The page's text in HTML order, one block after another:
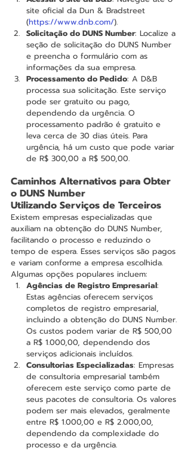
site oficial da Dun & Bradstreet
(https://www.dnb.com/).
Solicitação do DUNS Number: Localize a
seção de solicitação do DUNS Number
e preencha o formulário com as
informações da sua empresa.
Processamento do Pedido: A D&B
processa sua solicitação. Este serviço
pode ser gratuito ou pago,
dependendo da urgência. O
processamento padrão é gratuito e
leva cerca de 30 dias úteis. Para
urgência, há um custo que pode variar
de R$ 300,00 a R$ 500,00.
Caminhos Alternativos para Obter
o DUNS Number
Utilizando Serviços de Terceiros
Existem empresas especializadas que
auxiliam na obtenção do DUNS Number,
facilitando o processo e reduzindo o
tempo de espera. Esses serviços são pagos
e variam conforme a empresa escolhida.
Algumas opções populares incluem:
Agências de Registro Empresarial:
Estas agências oferecem serviços
completos de registro empresarial,
incluindo a obtenção do DUNS Number.
Os custos podem variar de R$ 500,00
a R$ 1.000,00, dependendo dos
serviços adicionais incluídos.
Consultorias Especializadas: Empresas
de consultoria empresarial também
oferecem este serviço como parte de
seus pacotes de consultoria. Os valores
podem ser mais elevados, geralmente
entre R$ 1.000,00 e R$ 2.000,00,
dependendo da complexidade do
processo e da urgência.